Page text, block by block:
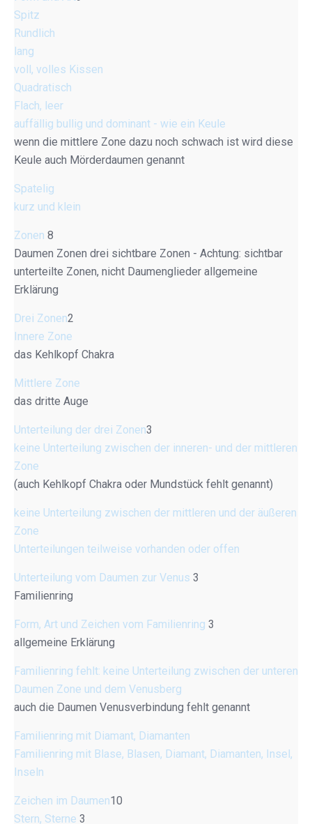
Spitz
Rundlich
lang
voll, volles Kissen
Quadratisch
Flach, leer
auffällig bullig und dominant - wie ein Keule
wenn die mittlere Zone dazu noch schwach ist wird diese
Keule auch Mörderdaumen genannt
Spatelig
kurz und klein
Zonen 8
Daumen Zonen drei sichtbare Zonen - Achtung: sichtbar
unterteilte Zonen, nicht Daumenglieder allgemeine
Erklärung
Drei Zonen2
Innere Zone
das Kehlkopf Chakra
Mittlere Zone
das dritte Auge
Unterteilung der drei Zonen3
keine Unterteilung zwischen der inneren- und der mittleren
Zone
(auch Kehlkopf Chakra oder Mundstück fehlt genannt)
keine Unterteilung zwischen der mittleren und der äußeren
Zone
Unterteilungen teilweise vorhanden oder offen
Unterteilung vom Daumen zur Venus 3
Familienring
Form, Art und Zeichen vom Familienring 3
allgemeine Erklärung
Familienring fehlt: keine Unterteilung zwischen der unteren
Daumen Zone und dem Venusberg
auch die Daumen Venusverbindung fehlt genannt
Familienring mit Diamant, Diamanten
Familienring mit Blase, Blasen, Diamant, Diamanten, Insel,
Inseln
Zeichen im Daumen10
Stern, Sterne 3